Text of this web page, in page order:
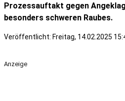
Prozessauftakt gegen
besonders schweren Raubes.
Veröffentlicht: Freitag, 14.02.2025
Anzeige